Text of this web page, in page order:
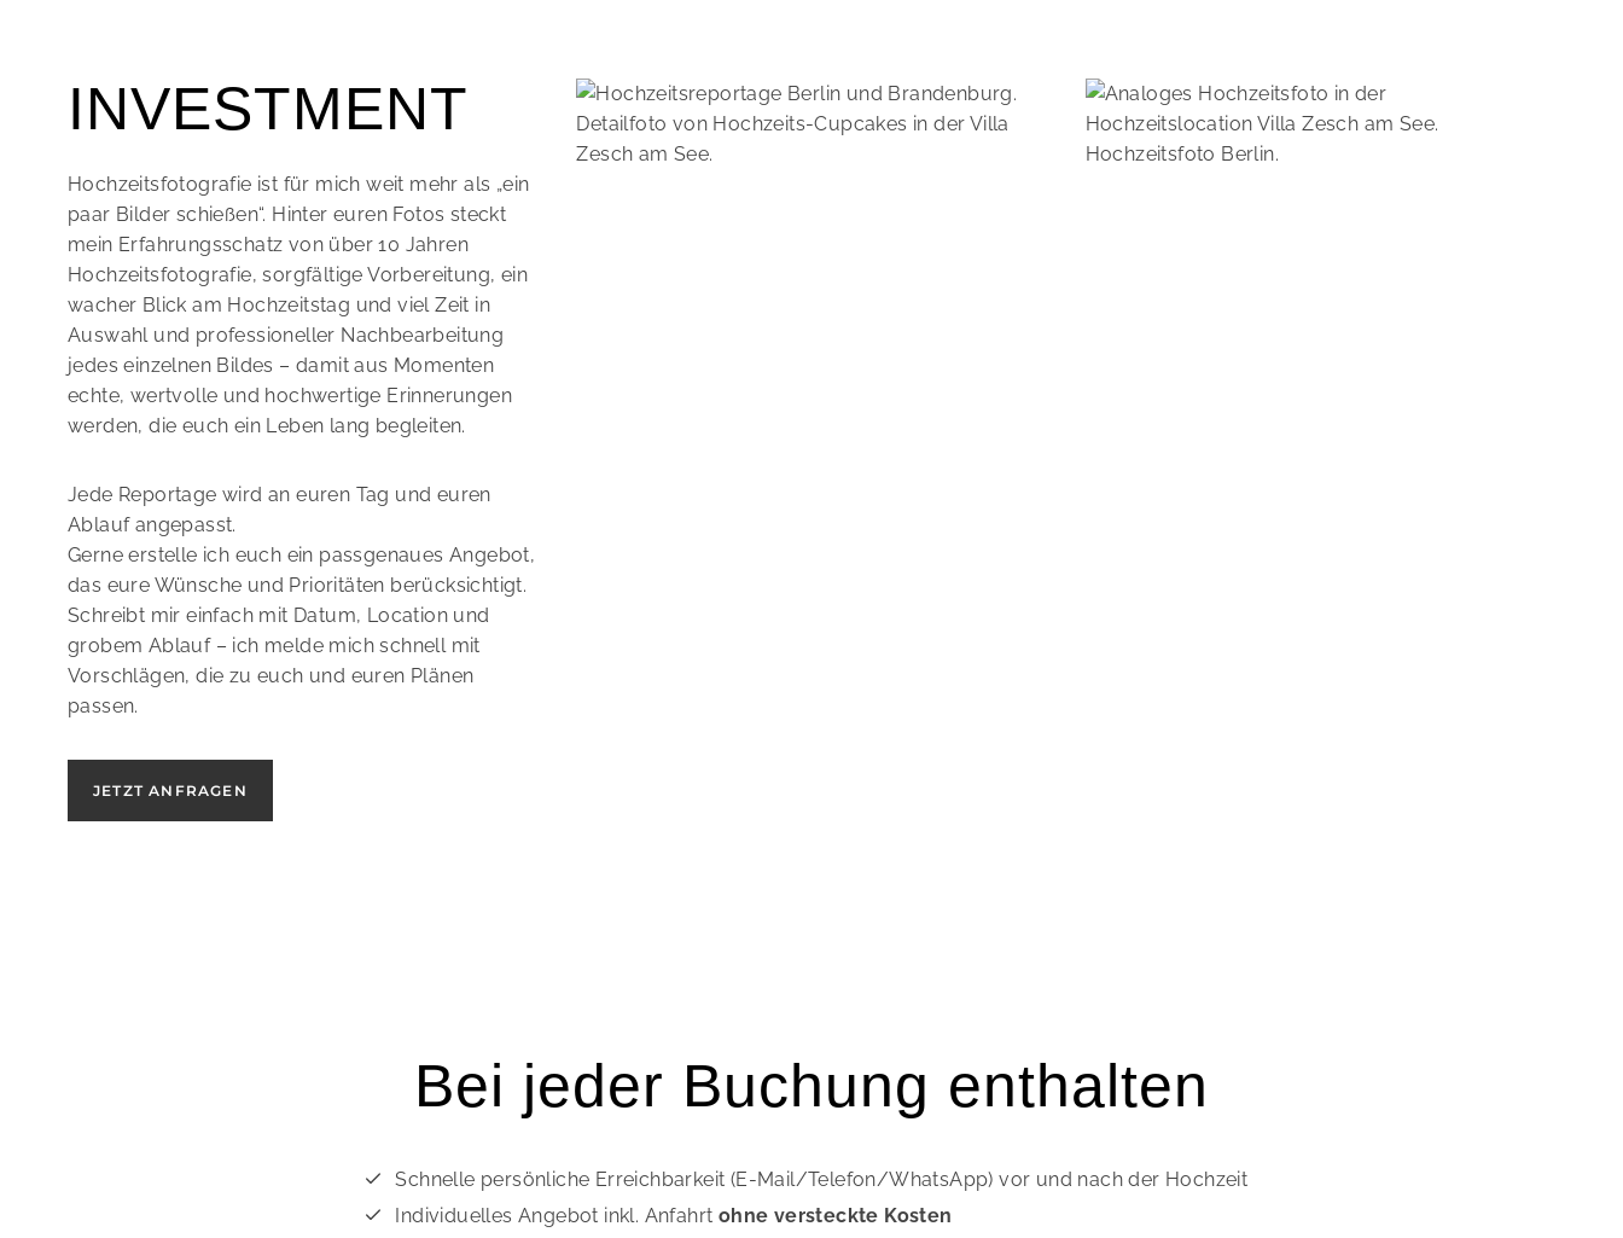
INVESTMENT
Hochzeitsfotografie ist für mich weit mehr als „ein
paar Bilder schießen“. Hinter euren Fotos steckt
mein Erfahrungsschatz von über 10 Jahren
Hochzeitsfotografie, sorgfältige Vorbereitung, ein
wacher Blick am Hochzeitstag und viel Zeit in
Auswahl und professioneller Nachbearbeitung
jedes einzelnen Bildes – damit aus Momenten
echte, wertvolle und hochwertige Erinnerungen
werden, die euch ein Leben lang begleiten.
Jede Reportage wird an euren Tag und euren
Ablauf angepasst.
Gerne erstelle ich euch ein passgenaues Angebot,
das eure Wünsche und Prioritäten berücksichtigt.
Schreibt mir einfach mit Datum, Location und
grobem Ablauf – ich melde mich schnell mit
Vorschlägen, die zu euch und euren Plänen
passen.
JETZT ANFRAGEN
Bei jeder Buchung enthalten
Schnelle persönliche Erreichbarkeit (E-Mail/Telefon/WhatsApp) vor und nach der Hochzeit
Individuelles Angebot inkl. Anfahrt ohne versteckte Kosten